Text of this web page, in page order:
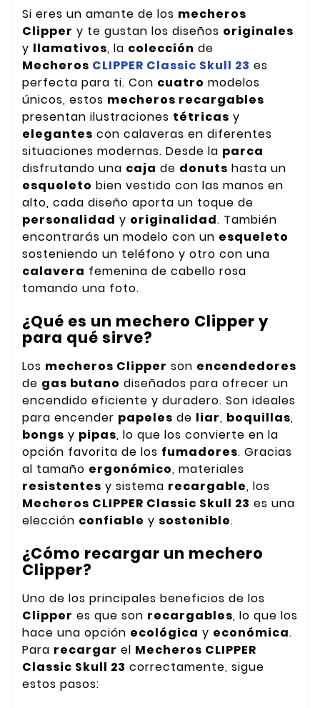
Si eres un amante de los mecheros
Clipper y te gustan los diseños originales
y llamativos, la colección de
Mecheros CLIPPER Classic Skull 23 es
perfecta para ti. Con cuatro modelos
únicos, estos mecheros recargables
presentan ilustraciones tétricas y
elegantes con calaveras en diferentes
situaciones modernas. Desde la parca
disfrutando una caja de donuts hasta un
esqueleto bien vestido con las manos en
alto, cada diseño aporta un toque de
personalidad y originalidad. También
encontrarás un modelo con un esqueleto
sosteniendo un teléfono y otro con una
calavera femenina de cabello rosa
tomando una foto.
¿Qué es un mechero Clipper y
para qué sirve?
Los mecheros Clipper son encendedores
de gas butano diseñados para ofrecer un
encendido eficiente y duradero. Son ideales
para encender papeles de liar, boquillas,
bongs y pipas, lo que los convierte en la
opción favorita de los fumadores. Gracias
al tamaño ergonómico, materiales
resistentes y sistema recargable, los
Mecheros CLIPPER Classic Skull 23 es una
elección confiable y sostenible.
¿Cómo recargar un mechero
Clipper?
Uno de los principales beneficios de los
Clipper es que son recargables, lo que los
hace una opción ecológica y económica.
Para recargar el Mecheros CLIPPER
Classic Skull 23 correctamente, sigue
estos pasos: